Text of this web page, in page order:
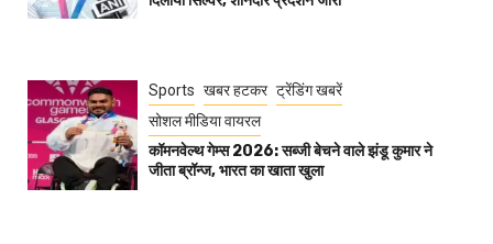
Sports खबर हटकर ट्रेंडिंग खबरें
सोशल मीडिया वायरल
कॉमनवेल्थ गेम्स 2026: सब्जी बेचने वाले झंडू कुमार ने
जीता ब्रॉन्ज, भारत का खाता खुला